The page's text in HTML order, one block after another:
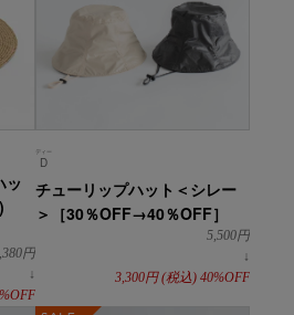
ッ
円
↓
D
ディー
チューリップハット＜シレー
＞［30％OFF→40％OFF］
5,500円
↓
3,300円(税込) 40%OFF